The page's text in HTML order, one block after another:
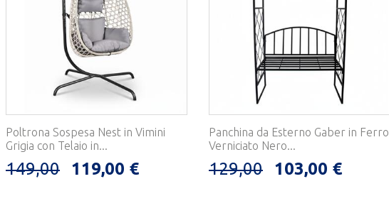
Poltrona Sospesa Nest in Vimini
Grigia con Telaio in...
149,00 119,00 €
Panchina da Esterno Gaber in Ferro
Verniciato Nero...
129,00 103,00 €